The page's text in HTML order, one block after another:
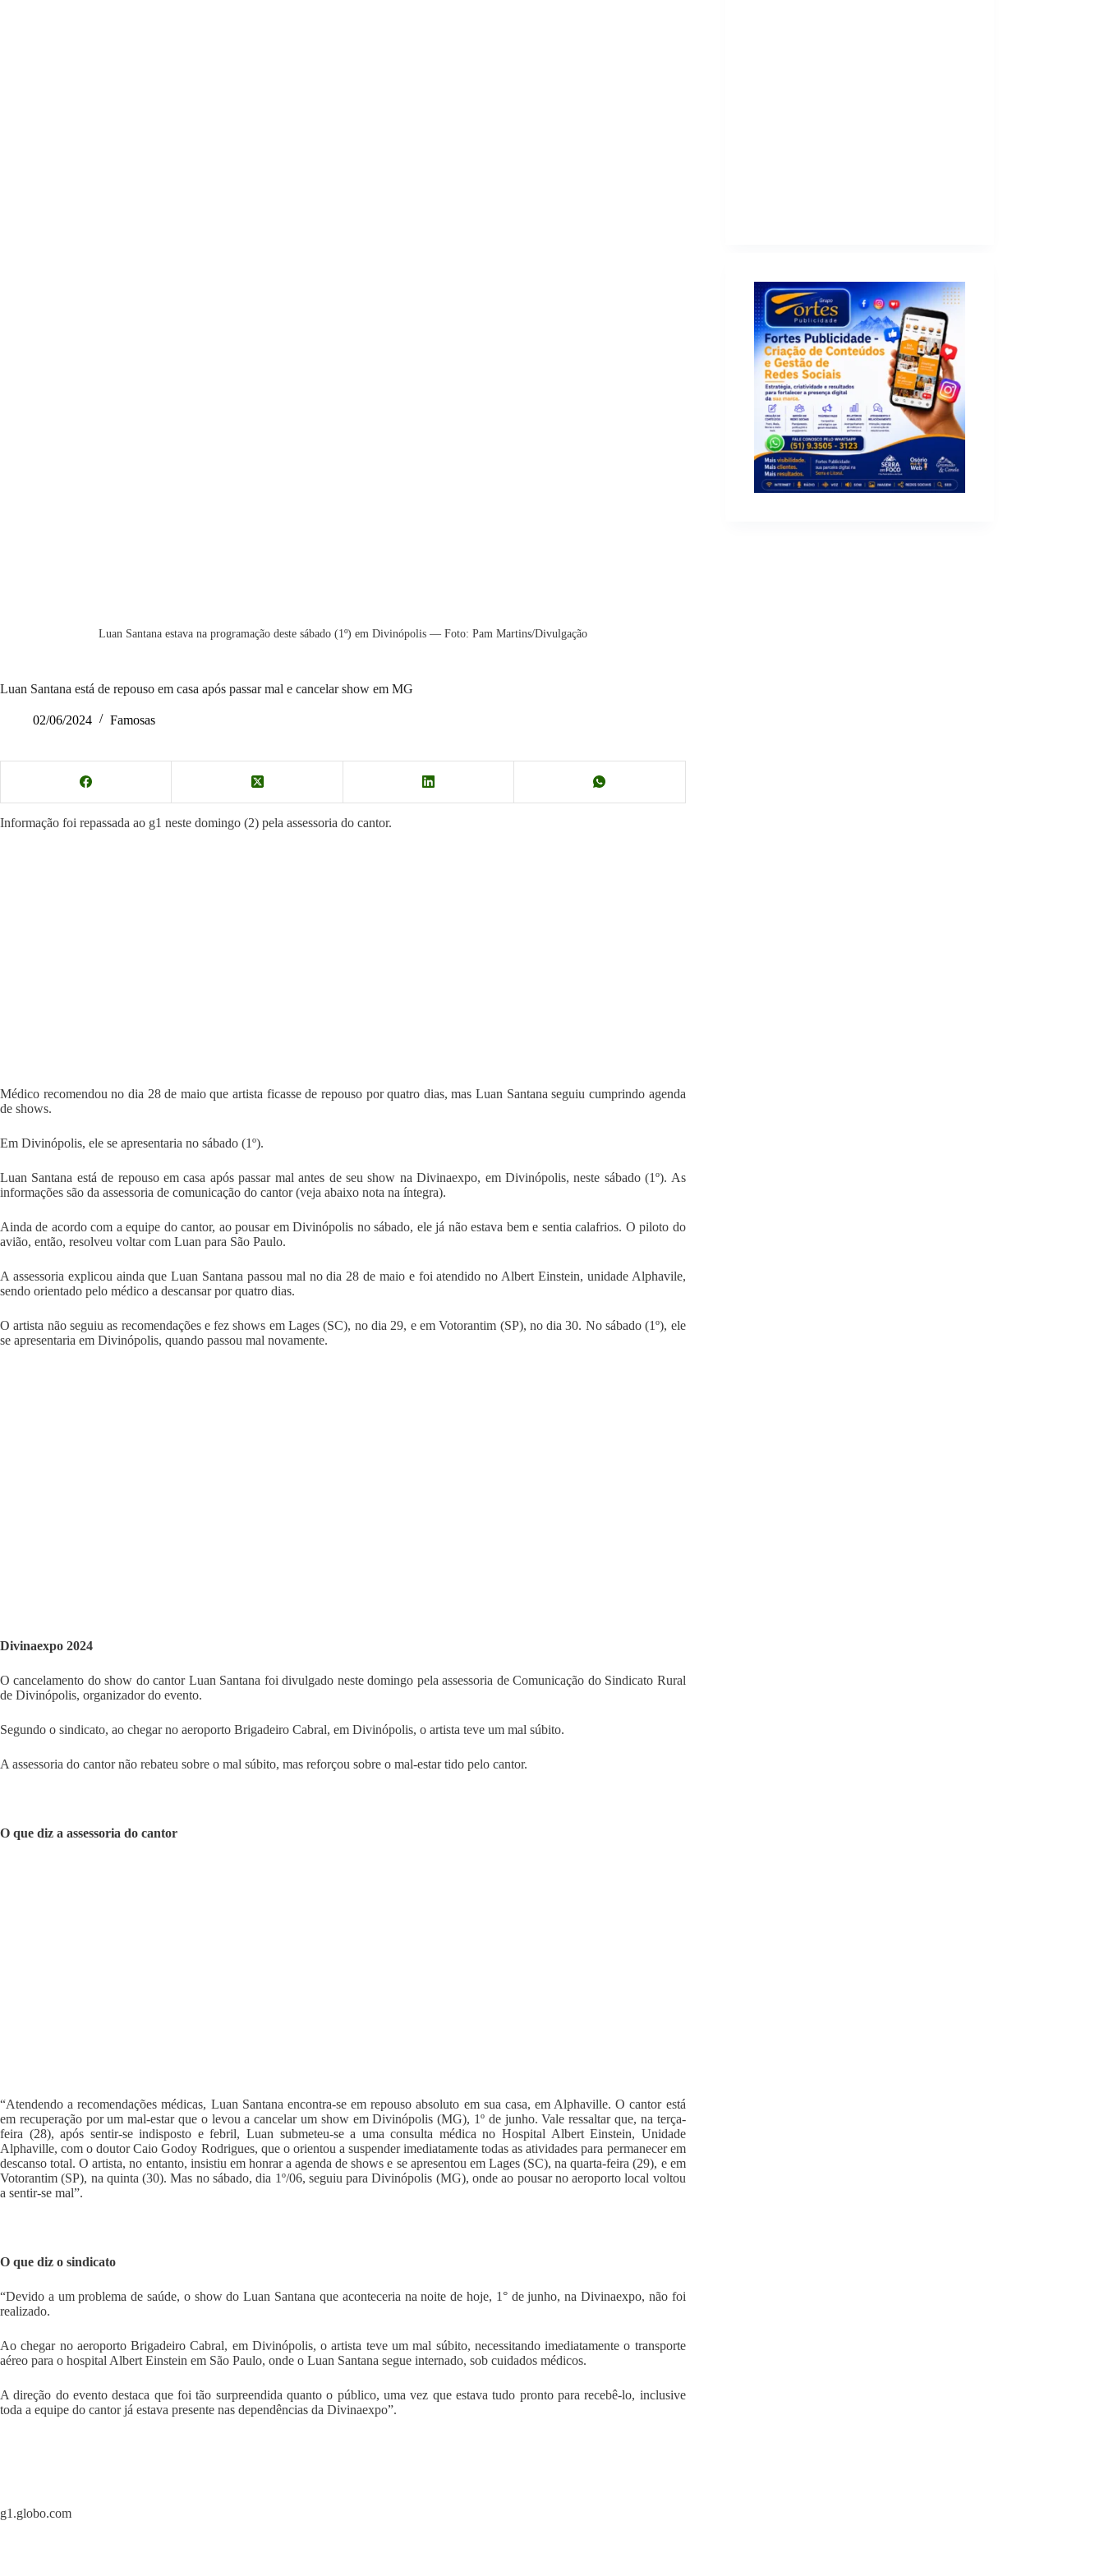
Luan Santana estava na programação deste sábado (1º) em Divinópolis — Foto: Pam Martins/Divulgação
Luan Santana está de repouso em casa após passar mal e cancelar show em MG
02/06/2024 Famosas
Informação foi repassada ao g1 neste domingo (2) pela assessoria do cantor.
Médico recomendou no dia 28 de maio que artista ficasse de repouso por quatro dias, mas Luan Santana seguiu cumprindo agenda
de shows.
Em Divinópolis, ele se apresentaria no sábado (1º).
Luan Santana está de repouso em casa após passar mal antes de seu show na Divinaexpo, em Divinópolis, neste sábado (1º). As
informações são da assessoria de comunicação do cantor (veja abaixo nota na íntegra).
Ainda de acordo com a equipe do cantor, ao pousar em Divinópolis no sábado, ele já não estava bem e sentia calafrios. O piloto do
avião, então, resolveu voltar com Luan para São Paulo.
A assessoria explicou ainda que Luan Santana passou mal no dia 28 de maio e foi atendido no Albert Einstein, unidade Alphavile,
sendo orientado pelo médico a descansar por quatro dias.
O artista não seguiu as recomendações e fez shows em Lages (SC), no dia 29, e em Votorantim (SP), no dia 30. No sábado (1º), ele
se apresentaria em Divinópolis, quando passou mal novamente.
Divinaexpo 2024
O cancelamento do show do cantor Luan Santana foi divulgado neste domingo pela assessoria de Comunicação do Sindicato Rural
de Divinópolis, organizador do evento.
Segundo o sindicato, ao chegar no aeroporto Brigadeiro Cabral, em Divinópolis, o artista teve um mal súbito.
A assessoria do cantor não rebateu sobre o mal súbito, mas reforçou sobre o mal-estar tido pelo cantor.
O que diz a assessoria do cantor
“Atendendo a recomendações médicas, Luan Santana encontra-se em repouso absoluto em sua casa, em Alphaville. O cantor está
em recuperação por um mal-estar que o levou a cancelar um show em Divinópolis (MG), 1º de junho. Vale ressaltar que, na terça-
feira (28), após sentir-se indisposto e febril, Luan submeteu-se a uma consulta médica no Hospital Albert Einstein, Unidade
Alphaville, com o doutor Caio Godoy Rodrigues, que o orientou a suspender imediatamente todas as atividades para permanecer em
descanso total. O artista, no entanto, insistiu em honrar a agenda de shows e se apresentou em Lages (SC), na quarta-feira (29), e em
Votorantim (SP), na quinta (30). Mas no sábado, dia 1º/06, seguiu para Divinópolis (MG), onde ao pousar no aeroporto local voltou
a sentir-se mal”.
O que diz o sindicato
“Devido a um problema de saúde, o show do Luan Santana que aconteceria na noite de hoje, 1° de junho, na Divinaexpo, não foi
realizado.
Ao chegar no aeroporto Brigadeiro Cabral, em Divinópolis, o artista teve um mal súbito, necessitando imediatamente o transporte
aéreo para o hospital Albert Einstein em São Paulo, onde o Luan Santana segue internado, sob cuidados médicos.
A direção do evento destaca que foi tão surpreendida quanto o público, uma vez que estava tudo pronto para recebê-lo, inclusive
toda a equipe do cantor já estava presente nas dependências da Divinaexpo”.
g1.globo.com